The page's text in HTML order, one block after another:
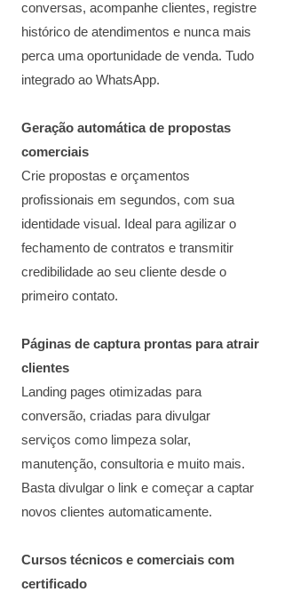
conversas, acompanhe clientes, registre
histórico de atendimentos e nunca mais
perca uma oportunidade de venda. Tudo
integrado ao WhatsApp.
Geração automática de propostas
comerciais
Crie propostas e orçamentos
profissionais em segundos, com sua
identidade visual. Ideal para agilizar o
fechamento de contratos e transmitir
credibilidade ao seu cliente desde o
primeiro contato.
Páginas de captura prontas para atrair
clientes
Landing pages otimizadas para
conversão, criadas para divulgar
serviços como limpeza solar,
manutenção, consultoria e muito mais.
Basta divulgar o link e começar a captar
novos clientes automaticamente.
Cursos técnicos e comerciais com
certificado